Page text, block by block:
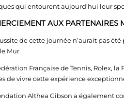
qui entourent aujourd’hui leur
AUX PARTENAIRES
de cette journée n’aurait pas
Mur.
Française de Tennis, Rolex,
de vivre cette expérience
Althea Gibson a également